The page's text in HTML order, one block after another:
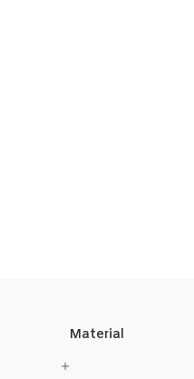
Material